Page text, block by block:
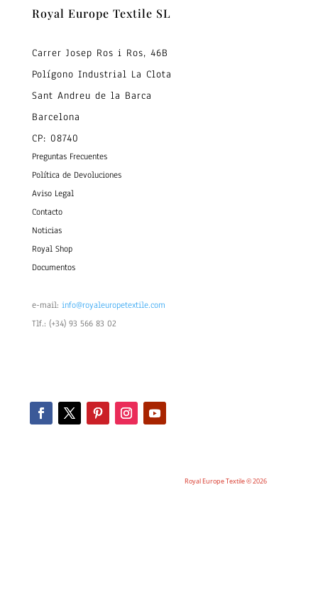
Royal Europe Textile SL
Carrer Josep Ros i Ros, 46B
Polígono Industrial La Clota
Sant Andreu de la Barca
Barcelona
CP: 08740
Preguntas Frecuentes
Política de Devoluciones
Aviso Legal
Contacto
Noticias
Royal Shop
Documentos
e-mail: info@royaleuropetextile.com
Tlf.: (+34) 93 566 83 02
Royal Europe Textile © 2026